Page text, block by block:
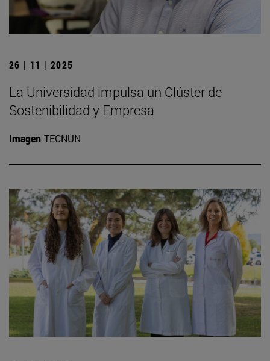
26 | 11 | 2025
La Universidad impulsa un Clúster de
Sostenibilidad y Empresa
Imagen TECNUN